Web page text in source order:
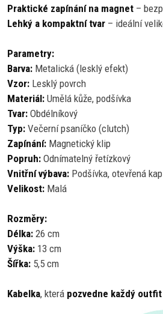
Praktické zapínání na magnet –
Lehký a kompaktní tvar – ideální
Parametry:
Barva: Metalická (lesklý efekt)
Vzor: Lesklý povrch
Materiál: Umělá kůže, podšívka
Tvar: Obdélníkový
Typ: Večerní psaníčko (clutch)
Zapínání: Magnetický klip
Popruh: Odnímatelný řetízkový
Vnitřní výbava: Podšívka, otevřená
Velikost: Malá
Rozměry:
Délka: 26 cm
Výška: 13 cm
Šířka: 5,5 cm
Kabelka, která pozvedne každý outfit